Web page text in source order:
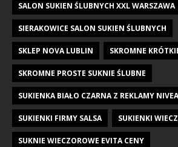
SALON SUKIEN ŚLUBNYCH XXL WARSZAWA
SIERAKOWICE SALON SUKIEN ŚLUBNYCH
SKLEP NOVA LUBLIN SKROMNE
SKROMNE PROSTE SUKNIE ŚLUBNE
SUKIENKA BIAŁO CZARNA Z REKLAMY NIVEA
SUKIENKI FIRMY SALSA SUKIENKI
SUKNIE WIECZOROWE EVITA CENY